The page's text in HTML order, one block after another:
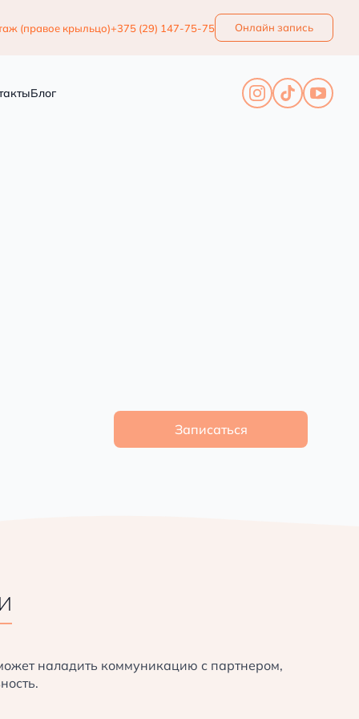
(правое крыльцо)+375 (29) 147-75-75 Онлайн запись
Блог
Контакты
Записаться
наладить коммуникацию с партнером,